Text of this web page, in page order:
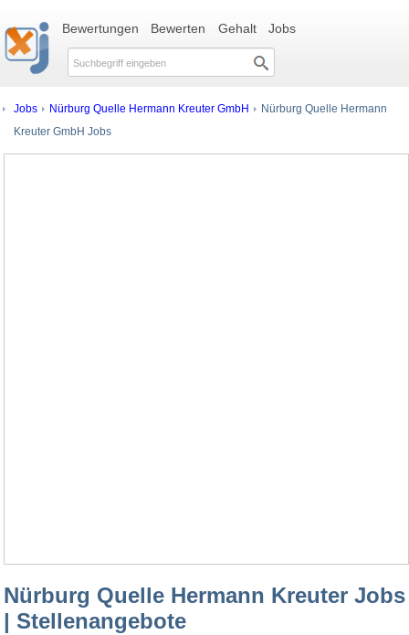
Bewertungen Bewerten Gehalt Jobs
Jobs Nürburg Quelle Hermann Kreuter GmbH Nürburg Quelle Hermann
Kreuter GmbH Jobs
Nürburg Quelle Hermann Kreuter Jobs
| Stellenangebote